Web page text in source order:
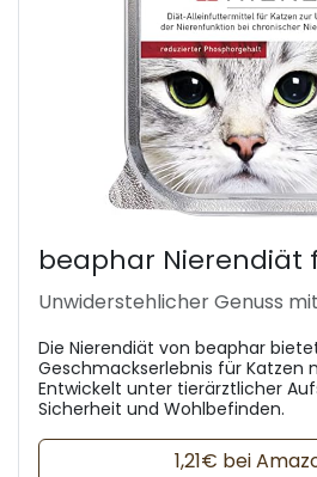
beaphar Nierendiät
Unwiderstehlicher Genuss
Die Nierendiät von beaphar
Geschmackserlebnis für Katzen
Entwickelt unter tierärztlicher
Sicherheit und Wohlbefinden.
1,21€ bei